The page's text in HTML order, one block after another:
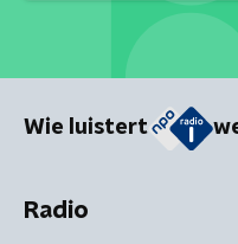
Wie luistert
Radio